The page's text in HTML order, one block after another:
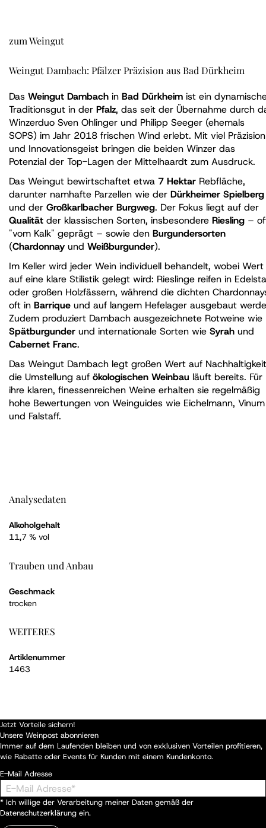
zum Weingut
Weingut Dambach: Pfälzer Präzision aus Bad Dürkheim
Das Weingut Dambach in Bad Dürkheim ist ein
Traditionsgut in der Pfalz, das seit der Übernahme durch
Winzerduo Sven Ohlinger und Philipp Seeger (ehemals
SOPS) im Jahr 2018 frischen Wind erlebt. Mit viel Präzision
und Innovationsgeist bringen die beiden Winzer das
Potenzial der Top-Lagen der Mittelhaardt zum Ausdruck.
Das Weingut bewirtschaftet etwa 7 Hektar Rebfläche,
darunter namhafte Parzellen wie der Dürkheimer Spielberg
und der Großkarlbacher Burgweg. Der Fokus liegt auf der
Qualität der klassischen Sorten, insbesondere Riesling –
"vom Kalk" geprägt – sowie den Burgundersorten
(Chardonnayund Weißburgunder).
Im Keller wird jeder Wein individuell behandelt, wobei Wert
auf eine klare Stilistik gelegt wird: Rieslinge reifen in
oder großen Holzfässern, während die dichten
oft in Barrique und auf langem Hefelager ausgebaut
Zudem produziert Dambach ausgezeichnete Rotweine wie
Spätburgunder und internationale Sorten wie Syrah und
Cabernet Franc.
Das Weingut Dambach legt großen Wert auf
die Umstellung auf ökologischen Weinbau läuft bereits. Für
ihre klaren, finessenreichen Weine erhalten sie regelmäßig
hohe Bewertungen von Weinguides wie Eichelmann, Vinum
und Falstaff.
Analysedaten
Alkoholgehalt
11,7 % vol
Trauben und Anbau
Geschmack
trocken
WEITERES
Artiklenummer
1463
Jetzt Vorteile sichern!
Unsere Weinpost abonnieren
Immer auf dem Laufenden bleiben und von exklusiven Vorteilen profitieren,
wie Rabatte oder Events für Kunden mit einem Kundenkonto.
E-Mail Adresse
* Ich willige der Verarbeitung meiner Daten gemäß der
Datenschutzerklärung ein.